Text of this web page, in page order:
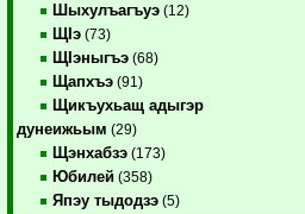
Шыхулъагъуэ (12)
ЩIэ (73)
ЩIэныгъэ (68)
Щапхъэ (91)
Щикъухьащ адыгэр
дунеижьым (29)
Щэнхабзэ (173)
Юбилей (358)
Япэу тыдодзэ (5)